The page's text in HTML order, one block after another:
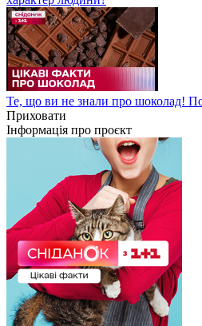
Те, що ви не знали про шоколад!
Приховати
Інформація про проєкт